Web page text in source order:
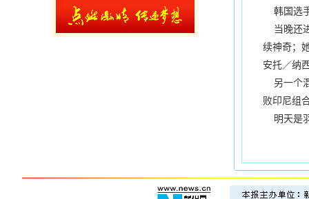
韩国选
当晚还
续神奇；
安托／纳
另一个
败印尼组
明天是